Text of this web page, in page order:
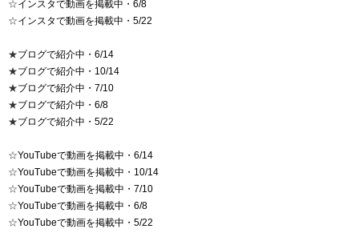
☆インスタで動画を掲載中・6/8
☆インスタで動画を掲載中・5/22
★ブログで紹介中・6/14
★ブログで紹介中・10/14
★ブログで紹介中・7/10
★ブログで紹介中・6/8
★ブログで紹介中・5/22
☆YouTubeで動画を掲載中・6/14
☆YouTubeで動画を掲載中・10/14
☆YouTubeで動画を掲載中・7/10
☆YouTubeで動画を掲載中・6/8
☆YouTubeで動画を掲載中・5/22